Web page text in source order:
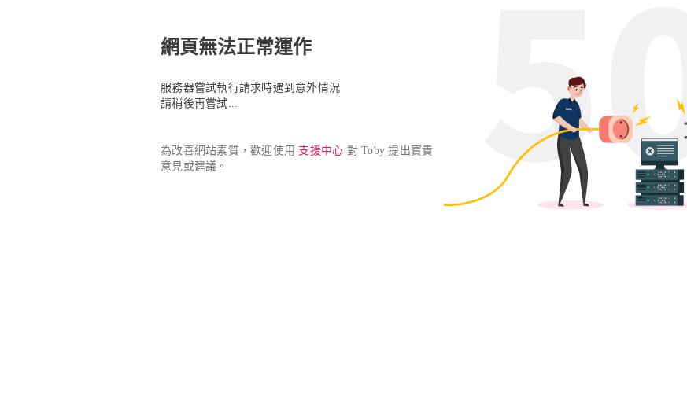
網頁無法正常運作
服務器嘗試執行請求時遇到意外情況
請稍後再嘗試...
為改善網站素質，歡迎使用 支援中心 對 Toby 提出寶貴
意見或建議。